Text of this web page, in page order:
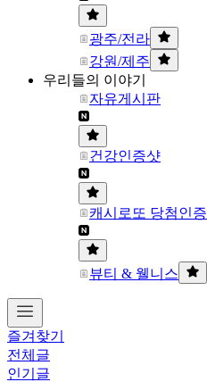
광주/전라
강원/제주
우리들의 이야기
자유게시판
건강인증샷
캐시로또 당첨인증
뷰티 & 웰니스
즐겨찾기
전체글
인기글